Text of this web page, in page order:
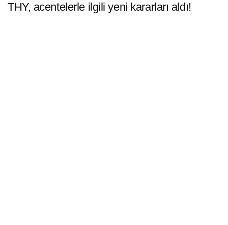
THY, acentelerle ilgili yeni kararları aldı!